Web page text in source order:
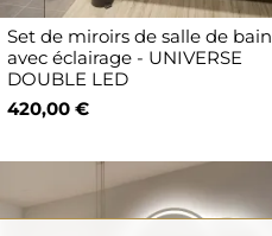
Set de miroirs de salle de bain
avec éclairage - UNIVERSE
DOUBLE LED
420,00 €